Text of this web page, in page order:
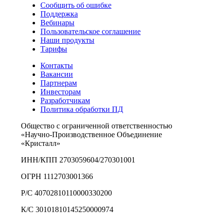
Сообщить об ошибке
Поддержка
Вебинары
Пользовательское соглашение
Наши продукты
Тарифы
Контакты
Вакансии
Партнерам
Инвесторам
Разработчикам
Политика обработки ПД
Общество с ограниченной ответственностью
«Научно-Производственное Объединение
«Кристалл»
ИНН/КПП 2703059604/270301001
ОГРН 1112703001366
Р/С 40702810110000330200
К/С 30101810145250000974